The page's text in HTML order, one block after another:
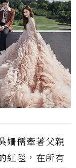
姍儒牽著父親
紅毯，在所有